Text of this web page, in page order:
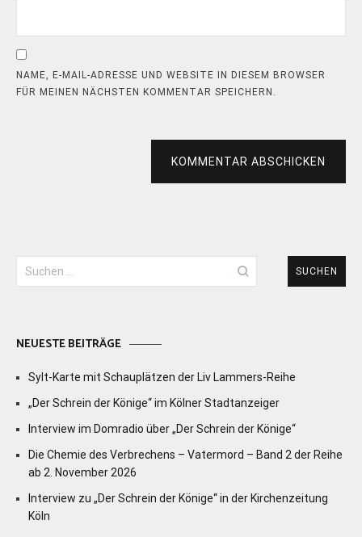
NAME, E-MAIL-ADRESSE UND WEBSITE IN DIESEM BROWSER
FÜR MEINEN NÄCHSTEN KOMMENTAR SPEICHERN.
KOMMENTAR ABSCHICKEN
Suchen
nach:
NEUESTE BEITRÄGE
Sylt-Karte mit Schauplätzen der Liv Lammers-Reihe
„Der Schrein der Könige“ im Kölner Stadtanzeiger
Interview im Domradio über „Der Schrein der Könige“
Die Chemie des Verbrechens – Vatermord – Band 2 der Reihe
ab 2. November 2026
Interview zu „Der Schrein der Könige“ in der Kirchenzeitung
Köln